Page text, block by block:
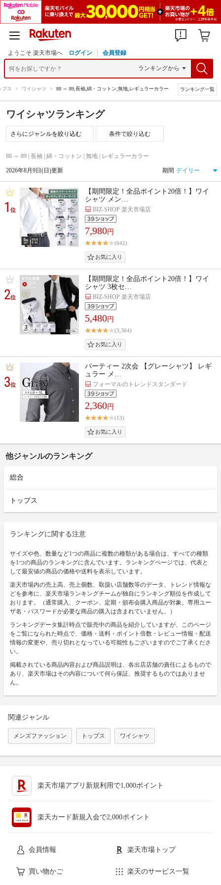
ようこそ 楽天市場へ ログイン 会員登録
プス > ワイシャツ > 88 ～ 89,長袖,綿・コットン,無地,レギュラーカラー ランキング一覧
ワイシャツランキング
条件で絞り込む
88 ～ 89 | 長袖 | 綿・コットン | 無地 | レギュラーカラー
2026年8月9日(日)更新 期間
1位
【期間限定！全品ポイント20倍！】ワイ
シャツ メン…
BIZ-SHOP 楽天市場店
7,980円
(642)
2位
【期間限定！全品ポイント20倍！】ワイ
シャツ 3枚セ…
BIZ-SHOP 楽天市場店
5,480円
(3,364)
3位
パーティー 2次会 【グレーシャツ】 レギ
ュラー メ…
フォーマルのトレンドスタンダード
2,360円
(13)
他ジャンルのランキング
総合
トップス
ランキングに関する注意
サイズや色、数量など1つの商品に複数の種類がある場合は、すべての種類
を1つの商品のランキングに含んでいます。ランキングページでは、代表と
して最安値の商品の価格や送料を表示しています。
楽天市場内の売上高、売上個数、取扱い店舗数等のデータ、トレンド情報な
どを参考に、楽天市場ランキングチームが独自にランキング順位を作成して
おります。（通常購入、クーポン、定期・頒布会購入商品が対象。専用ユー
ザ名・パスワードが必要な商品の購入は含まれていません。）
ランキングデータ集計時点で販売中の商品を紹介していますが、このページ
をご覧になられた時点で、価格・送料・ポイント倍数・レビュー情報・配送
情報の変更や、売り切れとなっている可能性もございますのでご了承くださ
い。
掲載されている商品内容および商品説明は、各出店店舗の責任によるもので
あり、楽天市場はその内容について何ら保証、推奨するものではありませ
ん。
関連ジャンル
メンズファッション トップス ワイシャツ
楽天市場アプリ新規利用で1,000ポイント
楽天カード新規入会で2,000ポイント
会員情報 楽天市場トップ
買い物かご 楽天のサービス一覧